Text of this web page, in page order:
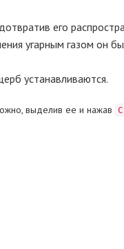
его
угарным газом он
устанавливаются.
выделив ее и нажав